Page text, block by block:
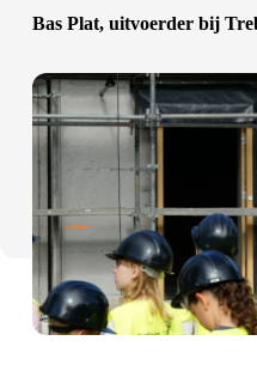
Bas Plat, uitvoerder bij